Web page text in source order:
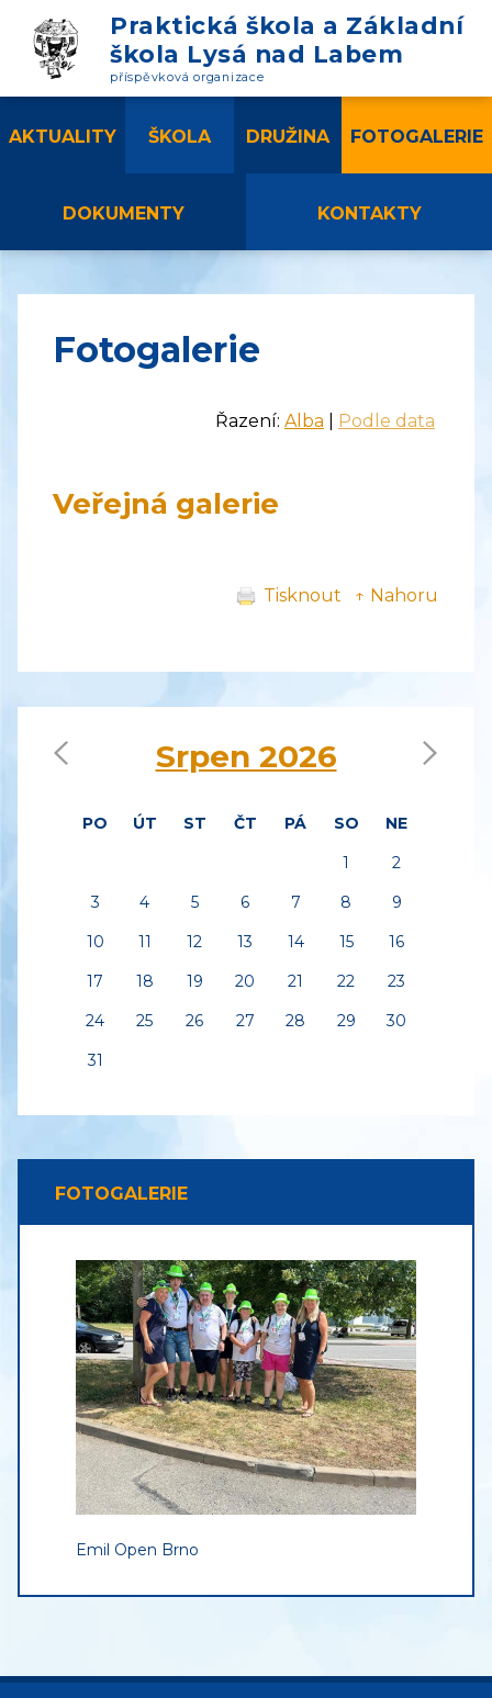
Praktická škola a Základní
škola Lysá nad Labem
příspěvková organizace
AKTUALITY ŠKOLA DRUŽINA FOTOGALERIE
DOKUMENTY KONTAKTY
Fotogalerie
Řazení: Alba Podle data
Veřejná galerie
Tisknout ↑ Nahoru
Srpen 2026
PO ÚT ST ČT PÁ SO
NE
1
2
3
4 5 6 7 8
9
10
11 12 13 14 15
16
17
18 19 20 21 22
23
24
25 26 27 28 29
30
31
FOTOGALERIE
Emil Open Brno